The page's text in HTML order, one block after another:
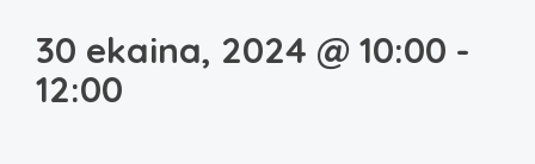
30 ekaina, 2024 @ 10:00 -
12:00